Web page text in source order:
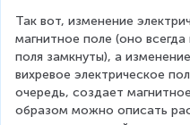
Так вот, изменение
магнитное поле (оно
поля замкнуты), а
вихревое электрическое
очередь, создает
образом можно описать